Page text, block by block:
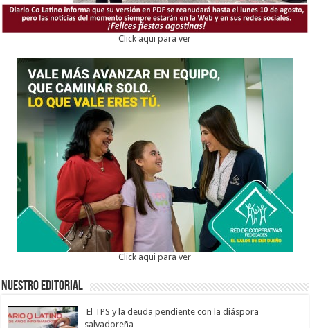
Click aqui para ver
Click aqui para ver
Nuestro Editorial
El TPS y la deuda pendiente con la diáspora
salvadoreña